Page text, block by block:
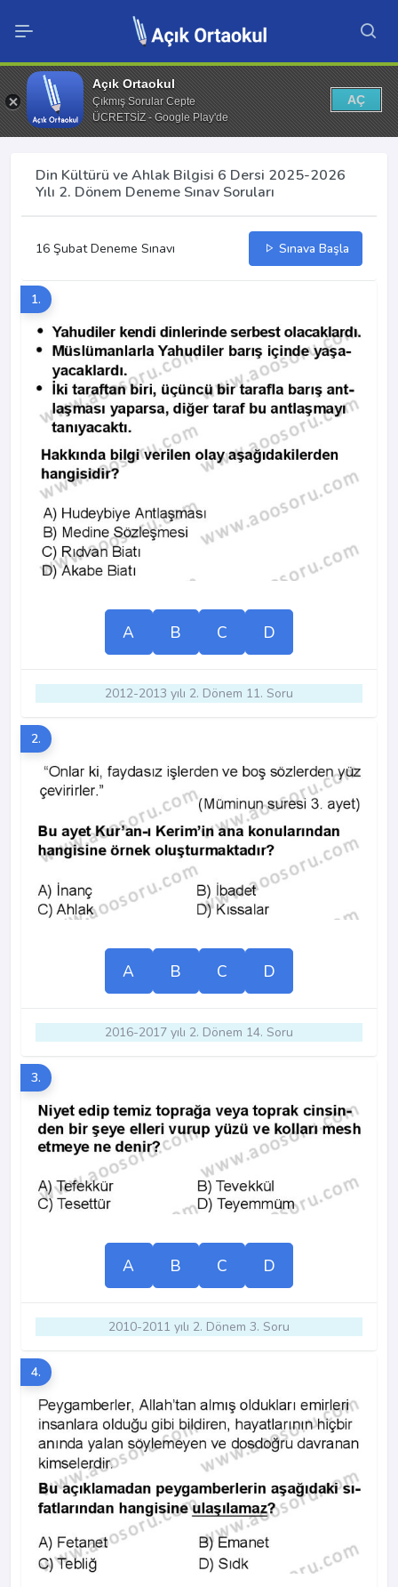
Açık Ortaokul
Çıkmış Sorular Cepte
ÜCRETSİZ - Google Play'de
AÇ
Din Kültürü ve Ahlak Bilgisi 6 Dersi 2025-2026
Yılı 2. Dönem Deneme Sınav Soruları
16 Şubat Deneme Sınavı Sınava Başla
1.
A B C D
2012-2013 yılı 2. Dönem 11. Soru
2.
A B C D
2016-2017 yılı 2. Dönem 14. Soru
3.
A B C D
2010-2011 yılı 2. Dönem 3. Soru
4.